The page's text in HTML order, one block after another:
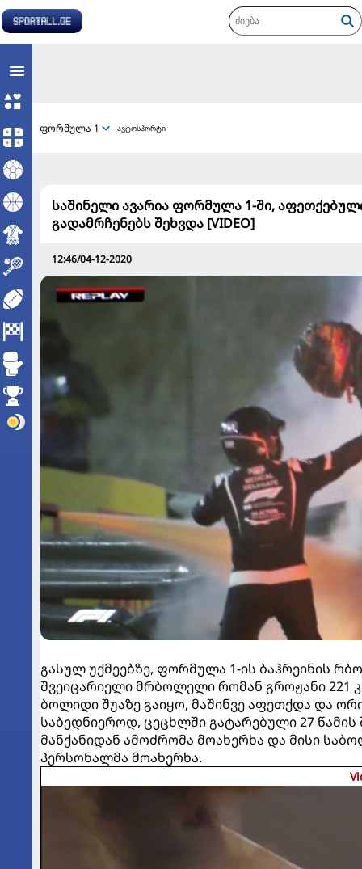
ფორმულა 1 ავტოსპორტი
საშინელი ავარია ფორმულა 1-ში,
გადამრჩენებს შეხვდა [VIDEO]
12:46/04-12-2020
გასულ უქმეებზე, ფორმულა 1-ის ბაჰრეინის
შვეიცარიელი მრბოლელი რომან გროჟანი 221
ბოლიდი შუაზე გაიყო, მაშინვე აფეთქდა და
საბედნიეროდ, ცეცხლში გატარებული 27
მანქანიდან ამოძრომა მოახერხა და მისი
პერსონალმა მოახერხა.